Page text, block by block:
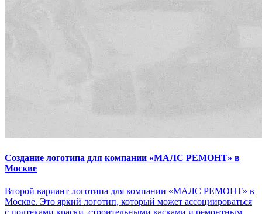
Создание логотипа для компании «МАЛС РЕМОНТ» в
Москве
Второй вариант логотипа для компании «МАЛС РЕМОНТ» в
Москве. Это яркий логотип, который может ассоциироваться
с подтеками краски, строительными касками и ремонтным